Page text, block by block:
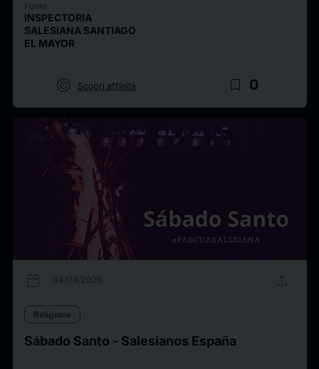
Fonte
INSPECTORIA
SALESIANA SANTIAGO
EL MAYOR
target Scopri affinità bookmark_border 0
calendar_today 04/04/2026 upload
Religione
Sábado Santo - Salesianos España